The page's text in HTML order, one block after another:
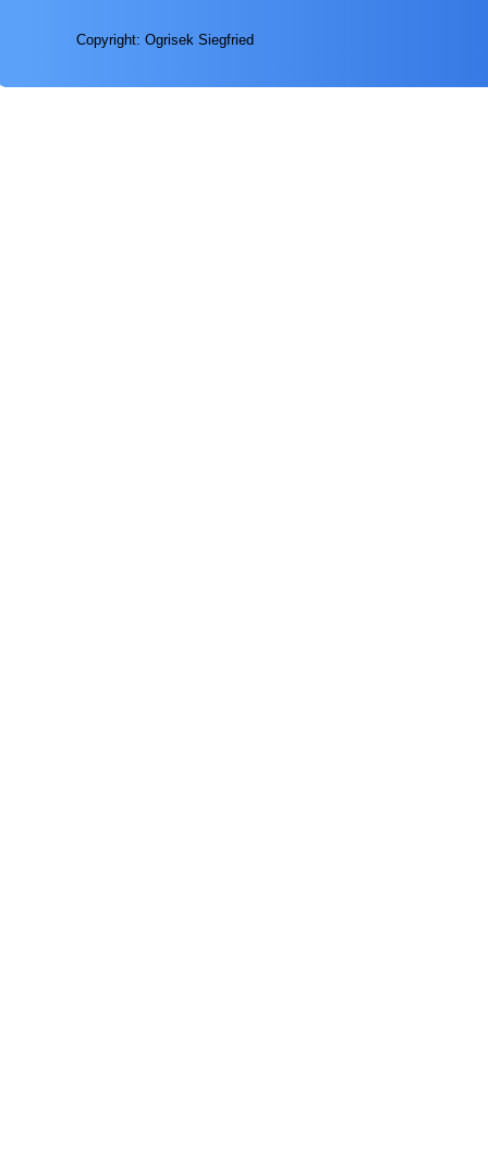
Copyright: Ogrisek Siegfried